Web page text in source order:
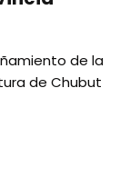
de la
de Chubut